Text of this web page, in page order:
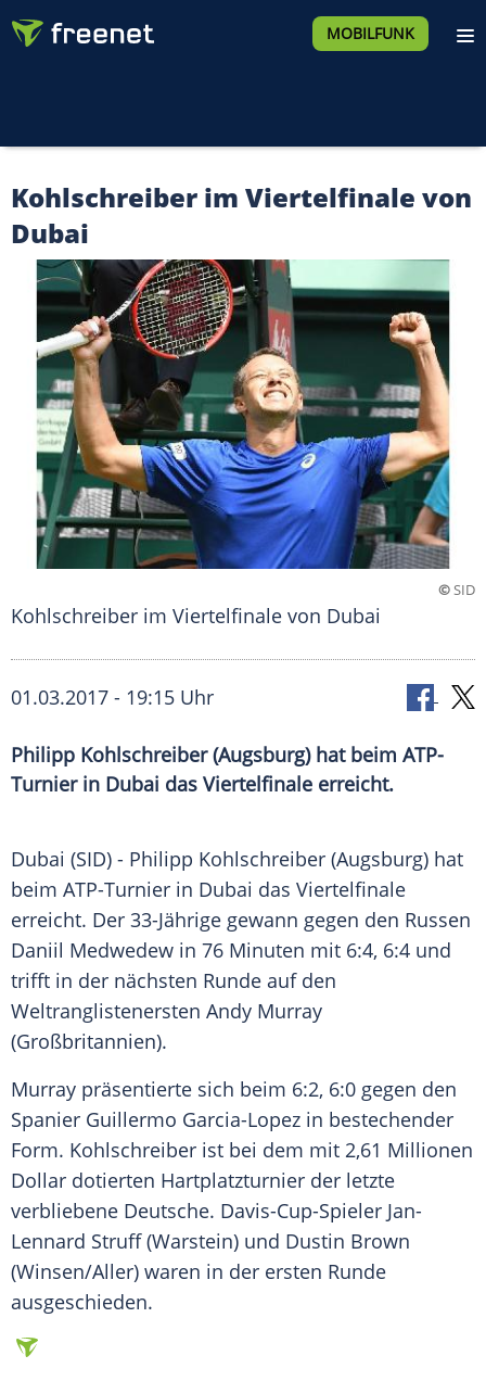
MOBILFUNK
Kohlschreiber im Viertelfinale von
Dubai
©SID
Kohlschreiber im Viertelfinale von Dubai
01.03.2017 - 19:15 Uhr
Philipp Kohlschreiber (Augsburg) hat beim ATP-
Turnier in Dubai das Viertelfinale erreicht.
Dubai (SID) - Philipp Kohlschreiber (Augsburg) hat
beim ATP-Turnier in Dubai das Viertelfinale
erreicht. Der 33-Jährige gewann gegen den Russen
Daniil Medwedew in 76 Minuten mit 6:4, 6:4 und
trifft in der nächsten Runde auf den
Weltranglistenersten Andy Murray
(Großbritannien).
Murray präsentierte sich beim 6:2, 6:0 gegen den
Spanier Guillermo Garcia-Lopez in bestechender
Form. Kohlschreiber ist bei dem mit 2,61 Millionen
Dollar dotierten Hartplatzturnier der letzte
verbliebene Deutsche. Davis-Cup-Spieler Jan-
Lennard Struff (Warstein) und Dustin Brown
(Winsen/Aller) waren in der ersten Runde
ausgeschieden.